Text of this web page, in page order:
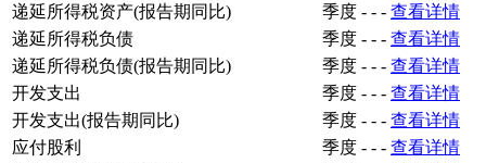
递延所得税资产(报告期同比)
季度 - - - 查看详情
递延所得税负债
季度 - - - 查看详情
递延所得税负债(报告期同比)
季度 - - - 查看详情
开发支出
季度 - - - 查看详情
开发支出(报告期同比)
季度 - - - 查看详情
应付股利
季度 - - - 查看详情